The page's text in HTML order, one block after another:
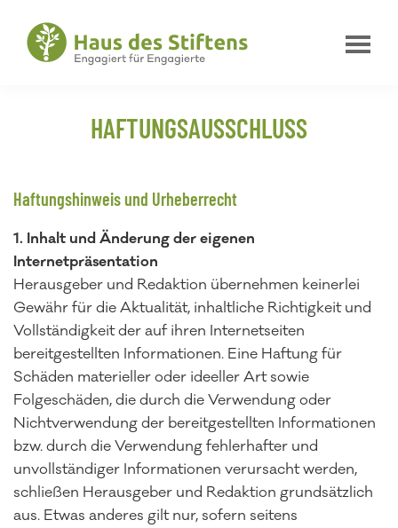
Hauptnavigation
springen
Inhalt
springen
Fußzeile
springen
EngagierteHAFTUNGSAUSSCHLUSS
Haftungshinweis und Urheberrecht
1. Inhalt und Änderung der eigenen
Internetpräsentation
Herausgeber und Redaktion übernehmen keinerlei
Gewähr für die Aktualität, inhaltliche Richtigkeit und
Vollständigkeit der auf ihren Internetseiten
bereitgestellten Informationen. Eine Haftung für
Schäden materieller oder ideeller Art sowie
Folgeschäden, die durch die Verwendung oder
Nichtverwendung der bereitgestellten Informationen
bzw. durch die Verwendung fehlerhafter und
unvollständiger Informationen verursacht werden,
schließen Herausgeber und Redaktion grundsätzlich
aus. Etwas anderes gilt nur, sofern seitens